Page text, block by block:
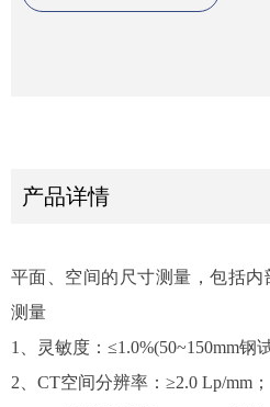
产品详情
平面、空间的尺寸测量，包括
测量
1、灵敏度：≤1.0%(50~150mm钢
2、CT空间分辨率：≥2.0 Lp/mm；